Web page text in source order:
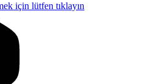
için lütfen tıklayın